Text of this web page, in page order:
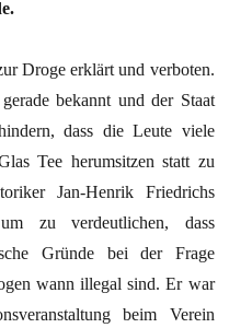
Droge erklärt und verboten.
bekannt und der Staat
dass die Leute viele
Tee herumsitzen statt zu
Jan-Henrik Friedrichs
zu verdeutlichen, dass
Gründe bei der Frage
wann illegal sind. Er war
beim Verein